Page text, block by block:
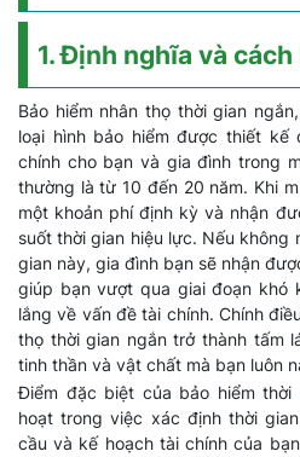
1. Định nghĩa và
Bảo hiểm nhân thọ thời gian
loại hình bảo hiểm được thiết
chính cho bạn và gia đình trong
thường là từ 10 đến 20 năm. Khi
một khoản phí định kỳ và nhận
suốt thời gian hiệu lực. Nếu
gian này, gia đình bạn sẽ nhận
giúp bạn vượt qua giai đoạn khó
lắng về vấn đề tài chính. Chính
thọ thời gian ngắn trở thành tấm
tinh thần và vật chất mà bạn luôn
Điểm đặc biệt của bảo hiểm thời
hoạt trong việc xác định thời
cầu và kế hoạch tài chính của